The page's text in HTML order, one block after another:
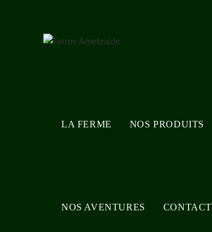
LA FERME NOS PRODUITS
NOS AVENTURES CONTACT